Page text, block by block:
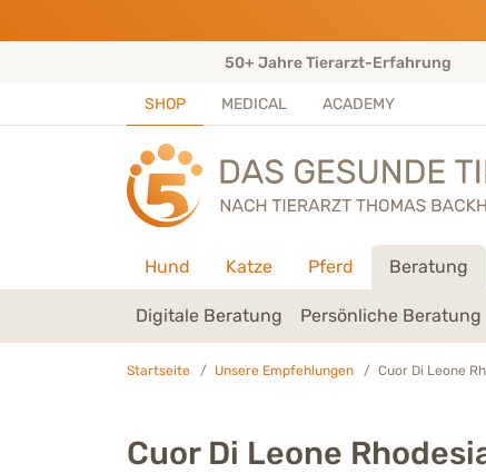
50+ Jahre Tierarzt-Erfahrung
SHOP MEDICAL ACADEMY
Hund Katze Pferd Beratung
Digitale Beratung Persönliche Beratung
Startseite Unsere Empfehlungen Cuor Di Leone
Cuor Di Leone